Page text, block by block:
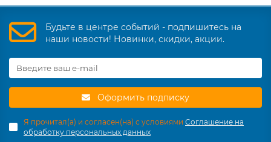
Будьте в центре событий - подпишитесь на
наши новости! Новинки, скидки, акции.
Оформить подписку
Я прочитал(а) и согласен(на) с условиями Соглашение на
обработку персональных данных